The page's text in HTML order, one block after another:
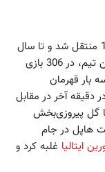
در سال 1976 به تیم هامبورگ در بوندسلیگای 1 منتقل شد و تا سال
بار قهرمان
و دوبار قهرمان جام اروپا شد: 1977 در دقیقه آخر در مقابل
گل پیروزی‌بخش
ارنست هاپل در جام
ایتالیا غلبه کرد و